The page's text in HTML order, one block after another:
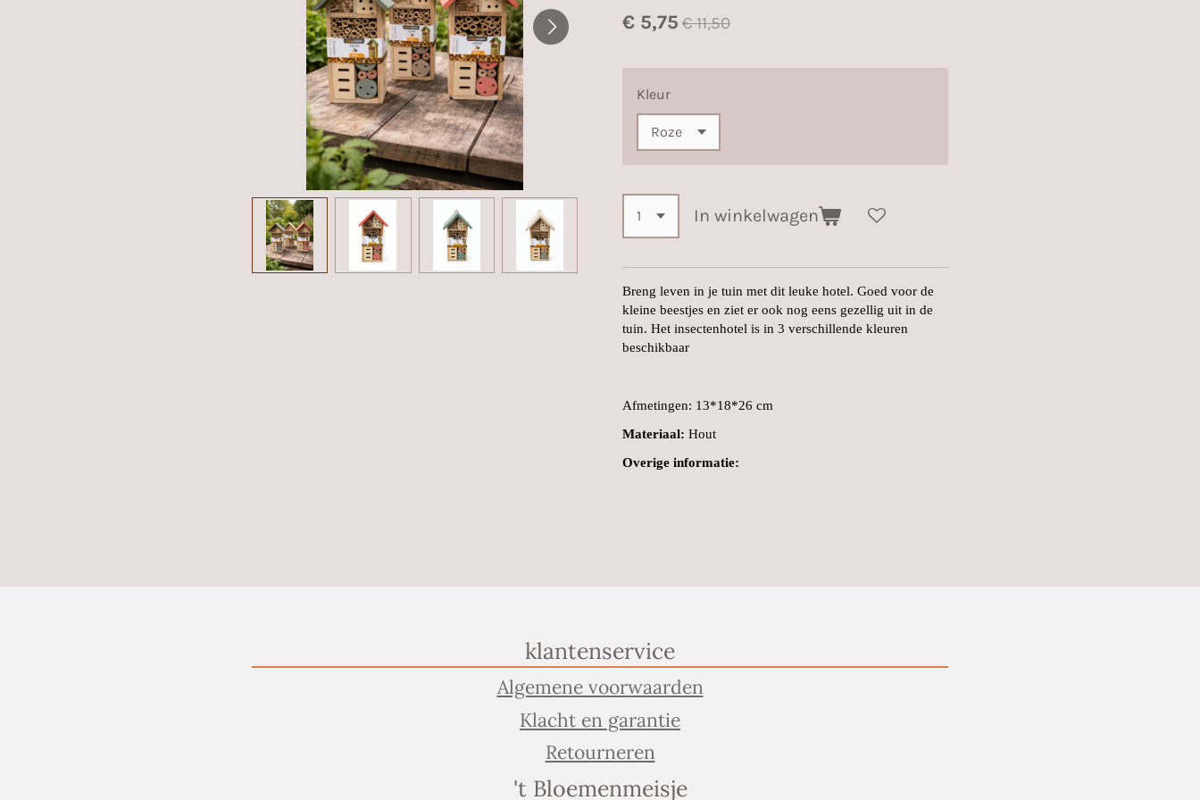
€ 5,75 € 11,50
Kleur
In winkelwagen
Breng leven in je tuin met dit leuke hotel. Goed voor de
kleine beestjes en ziet er ook nog eens gezellig uit in de
tuin. Het insectenhotel is in 3 verschillende kleuren
beschikbaar
Afmetingen: 13*18*26 cm
Materiaal: Hout
Overige informatie:
klantenservice
Algemene voorwaarden
Klacht en garantie
Retourneren
't Bloemenmeisje